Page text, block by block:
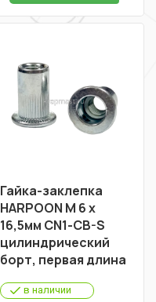
Гайка-заклепка
HARPOON М 6 х
16,5мм CN1-CB-S
цилиндрический
борт, первая длина
в наличии